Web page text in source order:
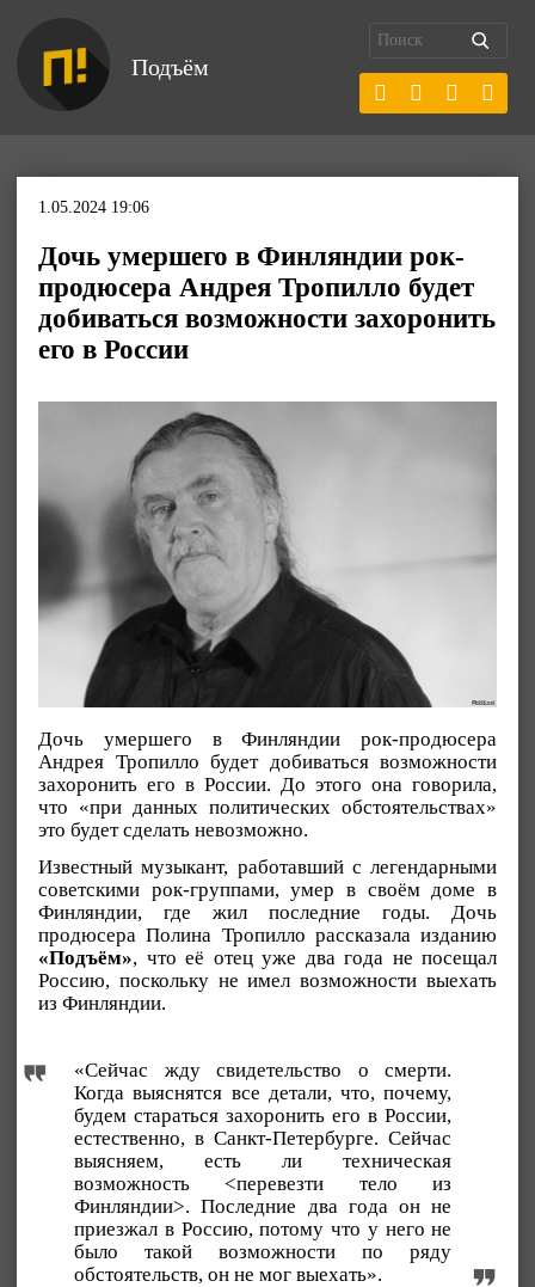
Подъём
1.05.2024 19:06
Дочь умершего в Финляндии рок-
продюсера Андрея Тропилло будет
добиваться возможности захоронить
его в России
Дочь умершего в Финляндии рок-продюсера
Андрея Тропилло будет добиваться возможности
захоронить его в России. До этого она говорила,
что «при данных политических обстоятельствах»
это будет сделать невозможно.
Известный музыкант, работавший с легендарными
советскими рок-группами, умер в своём доме в
Финляндии, где жил последние годы. Дочь
продюсера Полина Тропилло рассказала изданию
«Подъём», что её отец уже два года не посещал
Россию, поскольку не имел возможности выехать
из Финляндии.
«Сейчас жду свидетельство о смерти.
Когда выяснятся все детали, что, почему,
будем стараться захоронить его в России,
естественно, в Санкт-Петербурге. Сейчас
выясняем, есть ли техническая
возможность <перевезти тело из
Финляндии>. Последние два года он не
приезжал в Россию, потому что у него не
было такой возможности по ряду
обстоятельств, он не мог выехать».